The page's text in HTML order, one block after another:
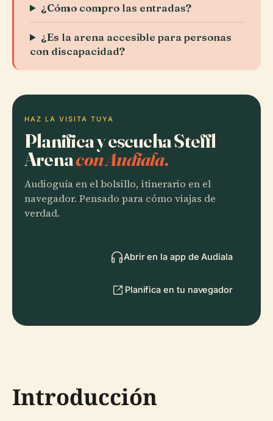
¿Cómo compro las entradas?
¿Es la arena accesible para personas
con discapacidad?
HAZ LA VISITA TUYA
Planifica y escucha Steffl
Arenacon Audiala.
Audioguía en el bolsillo, itinerario en el
navegador. Pensado para cómo viajas de
verdad.
Abrir en la app de Audiala
Planifica en tu navegador
Introducción